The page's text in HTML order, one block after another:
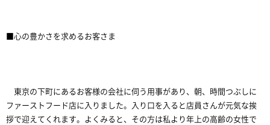
■心の豊かさを求めるお客さま
東京の下町にあるお客様の会社に伺う用事があり、朝、時間つぶしに
ファーストフード店に入りました。入り口を入ると店員さんが元気な挨
拶で迎えてくれます。よくみると、その方は私より年上の高齢の女性で